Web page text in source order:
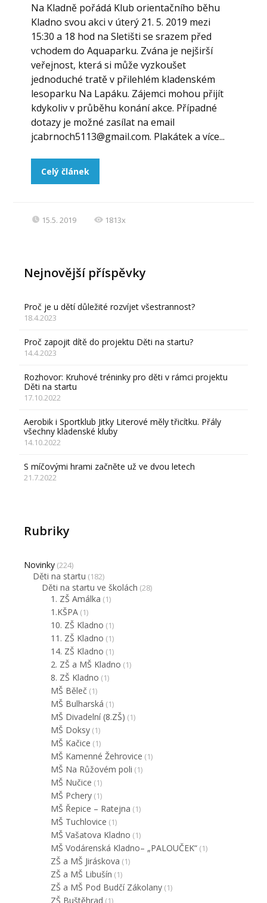
Na Kladně pořádá Klub orientačního běhu
Kladno svou akci v úterý 21. 5. 2019 mezi
15:30 a 18 hod na Sletišti se srazem před
vchodem do Aquaparku. Zvána je nejširší
veřejnost, která si může vyzkoušet
jednoduché tratě v přilehlém kladenském
lesoparku Na Lapáku. Zájemci mohou přijít
kdykoliv v průběhu konání akce. Případné
dotazy je možné zasílat na email
jcabrnoch5113@gmail.com. Plakátek a více...
Celý článek
15.5. 2019 1813x
Nejnovější příspěvky
Proč je u dětí důležité rozvíjet všestrannost?
18.4.2023
Proč zapojit dítě do projektu Děti na startu?
14.4.2023
Rozhovor: Kruhové tréninky pro děti v rámci projektu
Děti na startu
17.10.2022
Aerobik i Sportklub Jitky Literové měly třicítku. Přály
všechny kladenské kluby
14.10.2022
S míčovými hrami začněte už ve dvou letech
21.7.2022
Rubriky
Novinky (224)
Děti na startu (182)
Děti na startu ve školách (28)
1. ZŠ Amálka (1)
1.KŠPA (1)
10. ZŠ Kladno (1)
11. ZŠ Kladno (1)
14. ZŠ Kladno (1)
2. ZŠ a MŠ Kladno (1)
8. ZŠ Kladno (1)
MŠ Běleč (1)
MŠ Bulharská (1)
MŠ Divadelní (8.ZŠ) (1)
MŠ Doksy (1)
MŠ Kačice (1)
MŠ Kamenné Žehrovice (1)
MŠ Na Růžovém poli (1)
MŠ Nučice (1)
MŠ Pchery (1)
MŠ Řepice – Ratejna (1)
MŠ Tuchlovice (1)
MŠ Vašatova Kladno (1)
MŠ Vodárenská Kladno– „PALOUČEK“ (1)
ZŠ a MŠ Jiráskova (1)
ZŠ a MŠ Libušín (1)
ZŠ a MŠ Pod Budčí Zákolany (1)
ZŠ Buštěhrad (1)